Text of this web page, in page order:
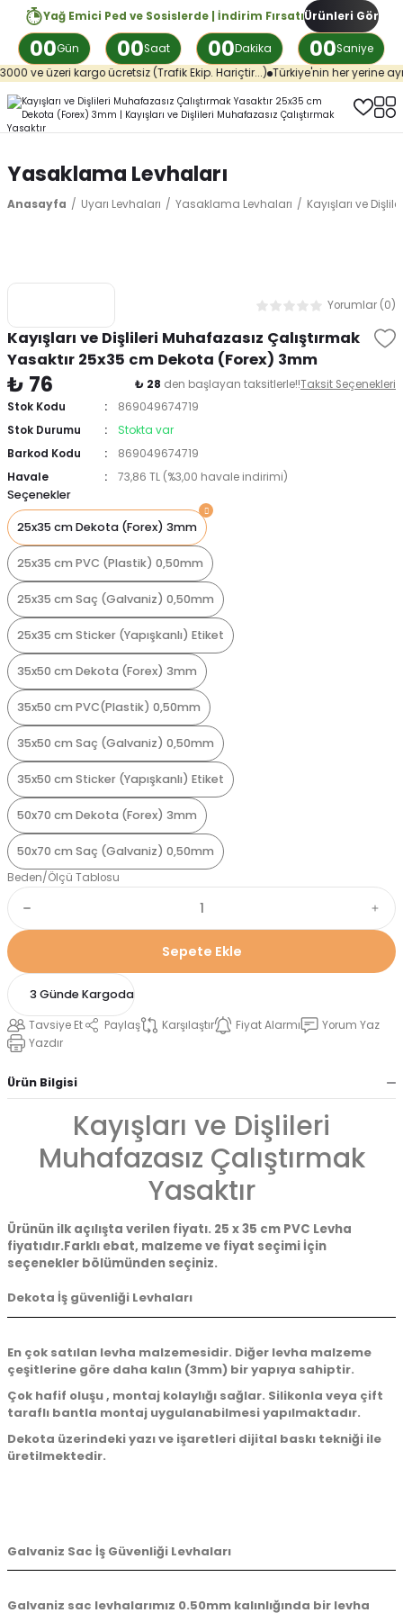
Yağ Emici Ped ve Sosislerde | İndirim Fırsatı
00Gün 00Saat 00Dakika 00Saniye
Ürünleri Gör
kargo ücretsiz (Trafik Ekip. Hariçtir...) Türkiye'nin her yerine aynı günde
Yasaklama Levhaları
Anasayfa Uyarı Levhaları Yasaklama Levhaları Kayışları ve
Yorumlar (0)
Kayışları ve Dişlileri Muhafazasız Çalıştırmak
Yasaktır 25x35 cm Dekota (Forex) 3mm
₺ 76 ₺ 28 den başlayan taksitlerle!!Taksit Seçenekleri
Stok Kodu
869049674719
Stok Durumu
Stokta var
Barkod Kodu
869049674719
Havale
73,86 TL (%3,00 havale indirimi)
Seçenekler
25x35 cm Dekota (Forex) 3mm
25x35 cm PVC (Plastik) 0,50mm
25x35 cm Saç (Galvaniz) 0,50mm
25x35 cm Sticker (Yapışkanlı) Etiket
35x50 cm Dekota (Forex) 3mm
35x50 cm PVC(Plastik) 0,50mm
35x50 cm Saç (Galvaniz) 0,50mm
35x50 cm Sticker (Yapışkanlı) Etiket
50x70 cm Dekota (Forex) 3mm
50x70 cm Saç (Galvaniz) 0,50mm
Beden/Ölçü Tablosu
Sepete Ekle
3 Günde Kargoda
Tavsiye Et Paylaş Karşılaştır Fiyat Alarmı
Yorum Yaz
Yazdır
Ürün Bilgisi
Kayışları ve Dişlileri
Muhafazasız Çalıştırmak
Yasaktır
Ürünün ilk açılışta verilen fiyatı. 25 x 35 cm PVC Levha
fiyatıdır.Farklı ebat, malzeme ve fiyat seçimi İçin
seçenekler bölümünden seçiniz.
Dekota İş güvenliği Levhaları
En çok satılan levha malzemesidir. Diğer levha malzeme
çeşitlerine göre daha kalın (3mm) bir yapıya sahiptir.
Çok hafif oluşu , montaj kolaylığı sağlar. Silikonla veya çift
taraflı bantla montaj uygulanabilmesi yapılmaktadır.
Dekota üzerindeki yazı ve işaretleri dijital baskı tekniği ile
üretilmektedir.
Galvaniz Sac İş Güvenliği Levhaları
Galvaniz sac levhalarımız 0.50mm kalınlığında bir levha